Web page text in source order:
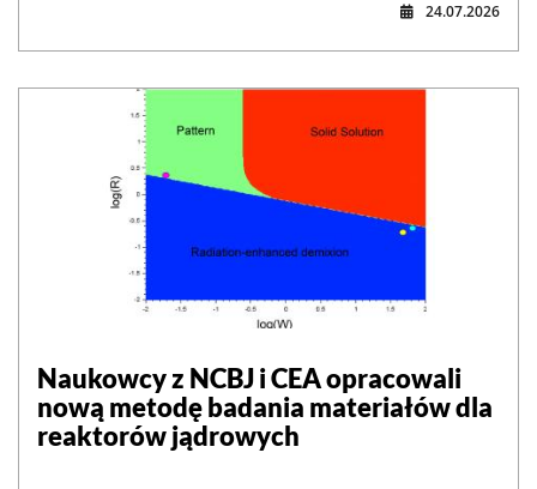
24.07.2026
Naukowcy z NCBJ i CEA opracowali
nową metodę badania materiałów dla
reaktorów jądrowych